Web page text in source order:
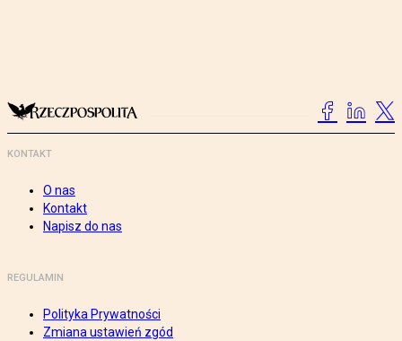
KONTAKT
O nas
Kontakt
Napisz do nas
REGULAMIN
Polityka Prywatności
Zmiana ustawień zgód